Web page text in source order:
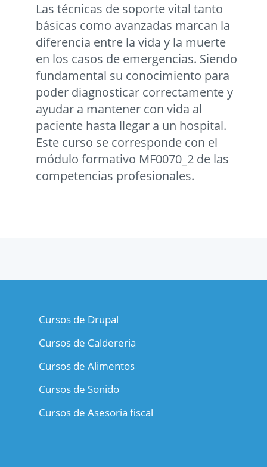
Las técnicas de soporte vital tanto
básicas como avanzadas marcan la
diferencia entre la vida y la muerte
en los casos de emergencias. Siendo
fundamental su conocimiento para
poder diagnosticar correctamente y
ayudar a mantener con vida al
paciente hasta llegar a un hospital.
Este curso se corresponde con el
módulo formativo MF0070_2 de las
competencias profesionales.
Cursos de Drupal
Cursos de Caldereria
Cursos de Alimentos
Cursos de Sonido
Cursos de Asesoria fiscal